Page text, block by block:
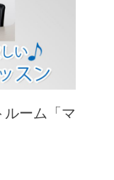
ーム「マ